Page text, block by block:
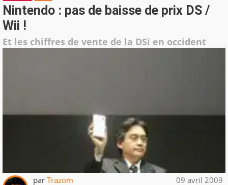
Nintendo : pas de baisse de prix DS /
Wii !
Et les chiffres de vente de la DSi en occident
par Trazom 09 avril 2009